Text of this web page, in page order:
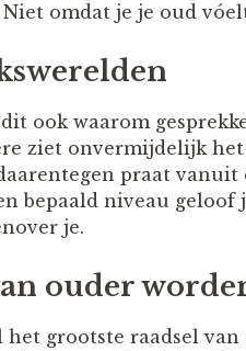
omdat je je oud
ook waarom
ziet onvermijdelijk
praat
bepaald niveau
je.
ouder
het grootste raadsel